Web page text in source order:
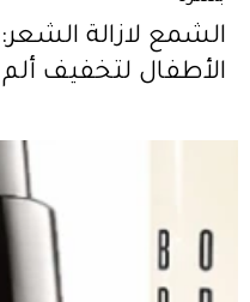
الشمع لازالة
الأطفال لتخفيف